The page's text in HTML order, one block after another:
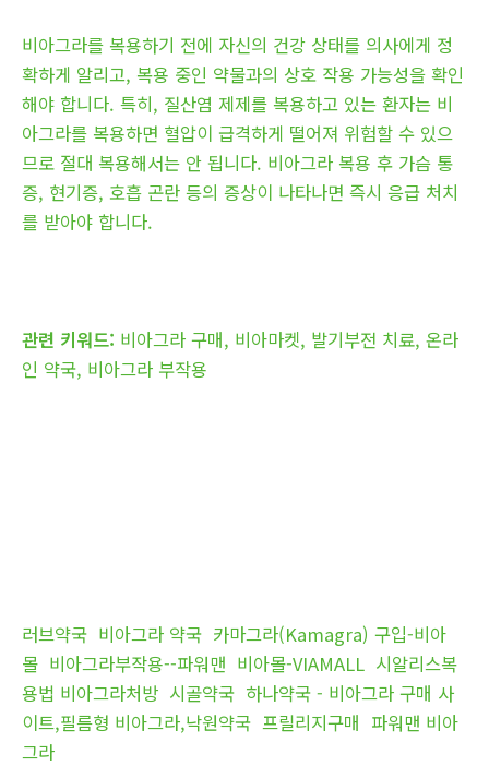
비아그라를 복용하기 전에 자신의 건강 상태를 의사에게 정
확하게 알리고, 복용 중인 약물과의 상호 작용 가능성을 확인
해야 합니다. 특히, 질산염 제제를 복용하고 있는 환자는 비
아그라를 복용하면 혈압이 급격하게 떨어져 위험할 수 있으
므로 절대 복용해서는 안 됩니다. 비아그라 복용 후 가슴 통
증, 현기증, 호흡 곤란 등의 증상이 나타나면 즉시 응급 처치
를 받아야 합니다.
관련 키워드: 비아그라 구매, 비아마켓, 발기부전 치료, 온라
인 약국, 비아그라 부작용
러브약국 비아그라 약국 카마그라(Kamagra) 구입-비아
몰 비아그라부작용--파워맨 비아몰-VIAMALL 시알리스복
용법 비아그라처방 시골약국 하나약국 - 비아그라 구매 사
이트,필름형 비아그라,낙원약국 프릴리지구매 파워맨 비아
그라